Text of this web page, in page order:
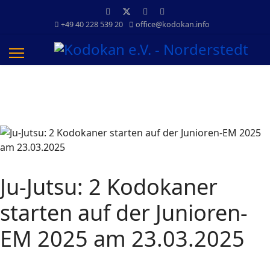
+49 40 228 539 20 office@kodokan.info
Ju-Jutsu: 2 Kodokaner
starten auf der Junioren-
EM 2025 am 23.03.2025